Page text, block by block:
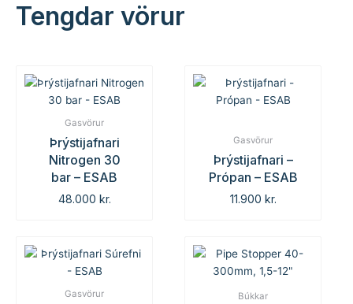
Tengdar vörur
Gasvörur
Þrýstijafnari
Nitrogen 30
bar – ESAB
48.000 kr.
Gasvörur
Þrýstijafnari –
Própan – ESAB
11.900 kr.
Gasvörur Búkkar